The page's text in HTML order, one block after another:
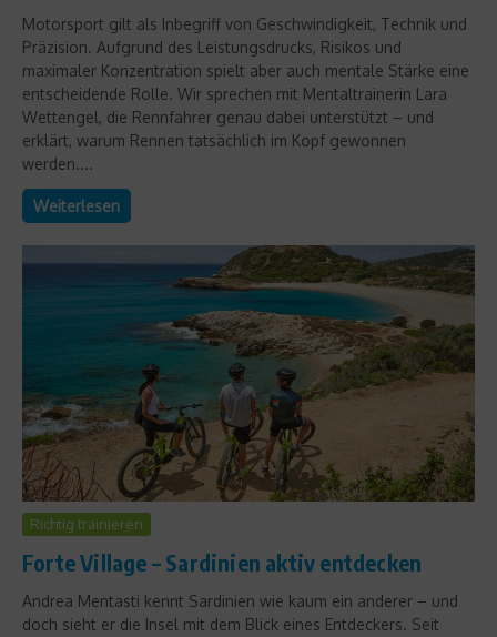
Motorsport gilt als Inbegriff von Geschwindigkeit, Technik und
Präzision. Aufgrund des Leistungsdrucks, Risikos und
maximaler Konzentration spielt aber auch mentale Stärke eine
entscheidende Rolle. Wir sprechen mit Mentaltrainerin Lara
Wettengel, die Rennfahrer genau dabei unterstützt – und
erklärt, warum Rennen tatsächlich im Kopf gewonnen
werden....
Weiterlesen
Richtig trainieren
Forte Village – Sardinien aktiv entdecken
Andrea Mentasti kennt Sardinien wie kaum ein anderer – und
doch sieht er die Insel mit dem Blick eines Entdeckers. Seit